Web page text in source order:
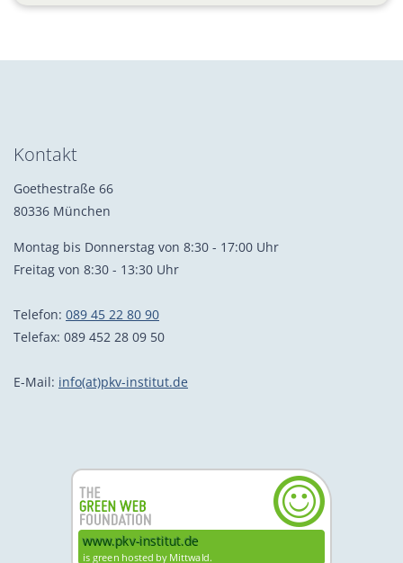
Kontakt
Goethestraße 66
80336 München
Montag bis Donnerstag von 8:30 - 17:00 Uhr
Freitag von 8:30 - 13:30 Uhr
Telefon: 089 45 22 80 90
Telefax: 089 452 28 09 50
E-Mail: info(at)pkv-institut.de